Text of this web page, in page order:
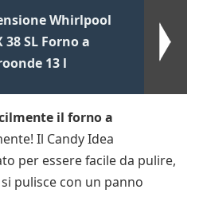
Whirlpool
38 SL Forno a
13 l
il forno a
Il Candy Idea
per essere facile da pulire,
pulisce con un panno